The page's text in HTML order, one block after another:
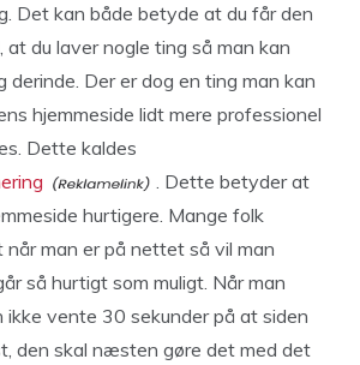
Det kan både betyde at du får den
at du laver nogle ting så man kan
derinde. Der er dog en ting man kan
hjemmeside lidt mere professionel
Dette kaldes
. Dette betyder at
hurtigere. Mange folk
man er på nettet så vil man
så hurtigt som muligt. Når man
ikke vente 30 sekunder på at siden
den skal næsten gøre det med det